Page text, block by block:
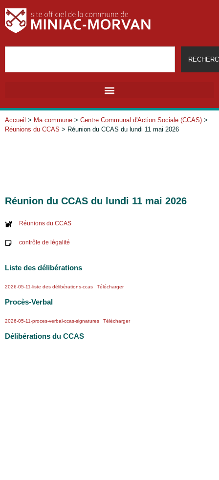
Accueil > Ma commune > Centre Communal d'Action Sociale (CCAS) >
Réunions du CCAS > Réunion du CCAS du lundi 11 mai 2026
Réunion du CCAS du lundi 11 mai 2026
Réunions du CCAS
contrôle de légalité
Liste des délibérations
2026-05-11-liste des délibérations-ccas Télécharger
Procès-Verbal
2026-05-11-proces-verbal-ccas-signatures Télécharger
Délibérations du CCAS